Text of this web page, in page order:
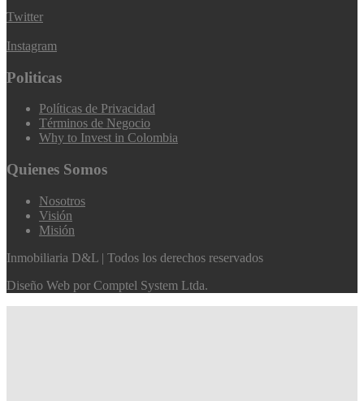
Twitter
Instagram
Politicas
Políticas de Privacidad
Términos de Negocio
Why to Invest in Colombia
Quienes Somos
Nosotros
Visión
Misión
Inmobiliaria D&L | Todos los derechos reservados
Diseño Web por Comptel System Ltda.